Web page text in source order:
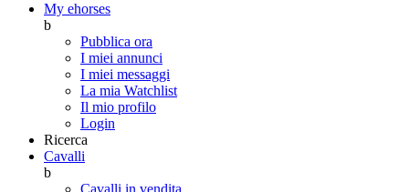
My ehorses
b
Pubblica ora
I miei annunci
I miei messaggi
La mia Watchlist
Il mio profilo
Login
Ricerca
Cavalli
b
Cavalli in vendita